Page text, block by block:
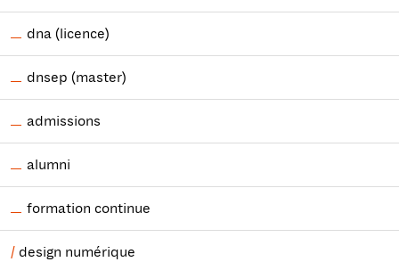
dna (licence)
dnsep (master)
admissions
alumni
formation continue
design numérique